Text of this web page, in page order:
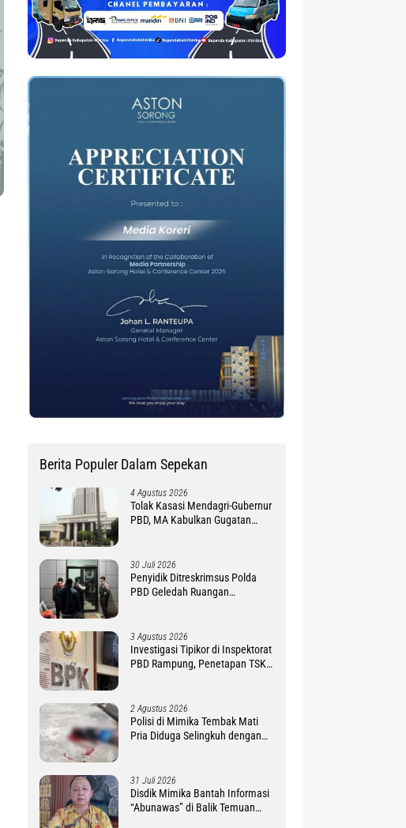
Berita Populer Dalam Sepekan
4 Agustus 2026
Tolak Kasasi Mendagri-Gubernur
PBD, MA Kabulkan Gugatan
30 Juli 2026
Penyidik Ditreskrimsus Polda
PBD Geledah Ruangan
3 Agustus 2026
Investigasi Tipikor di Inspektorat
PBD Rampung, Penetapan TSK
2 Agustus 2026
Polisi di Mimika Tembak Mati
Pria Diduga Selingkuh dengan
31 Juli 2026
Disdik Mimika Bantah Informasi
“Abunawas” di Balik Temuan